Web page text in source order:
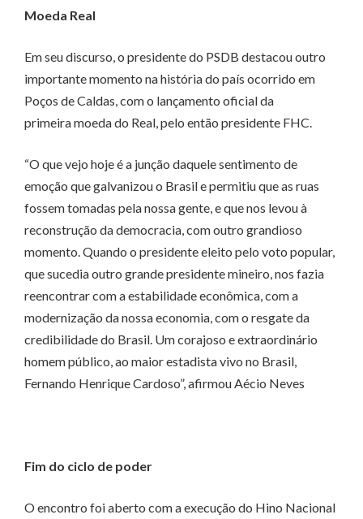
Moeda Real
Em seu discurso, o presidente do PSDB destacou outro
importante momento na história do país ocorrido em
Poços de Caldas, com o lançamento oficial da
primeira moeda do Real, pelo então presidente FHC.
“O que vejo hoje é a junção daquele sentimento de
emoção que galvanizou o Brasil e permitiu que as ruas
fossem tomadas pela nossa gente, e que nos levou à
reconstrução da democracia, com outro grandioso
momento. Quando o presidente eleito pelo voto popular,
que sucedia outro grande presidente mineiro, nos fazia
reencontrar com a estabilidade econômica, com a
modernização da nossa economia, com o resgate da
credibilidade do Brasil. Um corajoso e extraordinário
homem público, ao maior estadista vivo no Brasil,
Fernando Henrique Cardoso”, afirmou Aécio Neves
Fim do ciclo de poder
O encontro foi aberto com a execução do Hino Nacional